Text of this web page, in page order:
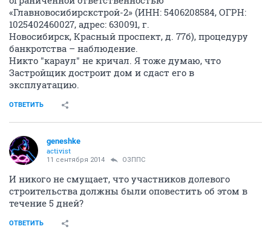
«Главновосибирскстрой-2» (ИНН: 5406208584, ОГРН:
1025402460027, адрес: 630091, г.
Новосибирск, Красный проспект, д. 77б), процедуру
банкротства – наблюдение.
Никто "караул" не кричал. Я тоже думаю, что
Застройщик достроит дом и сдаст его в
эксплуатацию.
ОТВЕТИТЬ
geneshke
activist
11 сентября 2014 ОЗППС
И никого не смущает, что участников долевого
строительства должны были оповестить об этом в
течение 5 дней?
ОТВЕТИТЬ